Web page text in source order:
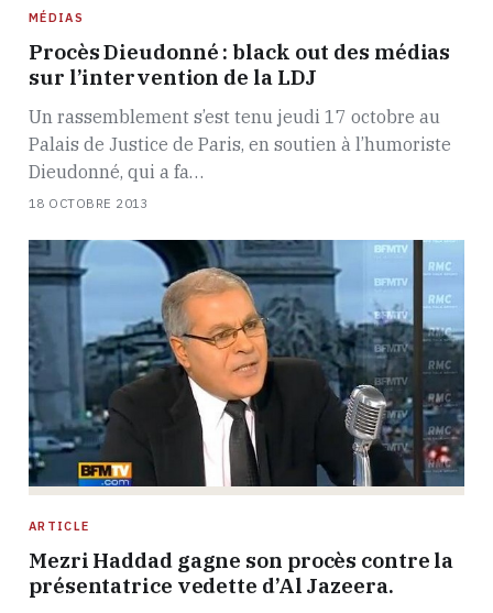
MÉDIAS
Procès Dieudonné : black out des médias
sur l’intervention de la LDJ
Un rassemblement s’est tenu jeudi 17 octobre au
Palais de Justice de Paris, en soutien à l’humoriste
Dieudonné, qui a fa…
18 OCTOBRE 2013
ARTICLE
Mezri Haddad gagne son procès contre la
présentatrice vedette d’Al Jazeera.